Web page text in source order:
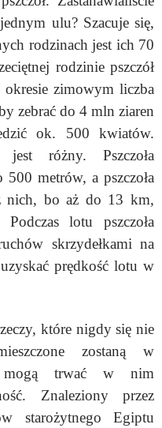
ulu? Szacuje się,
rodzinach jest ich 70
rodzinie pszczół
zimowym liczba
zebrać do 4 mln ziaren
ok. 500 kwiatów.
jest różny. Pszczoła
metrów, a pszczoła
nich, bo aż do 13 km,
Podczas lotu pszczoła
skrzydełkami na
prędkość lotu w
które nigdy się nie
zostaną w
mogą trwać w nim
Znaleziony przez
starożytnego Egiptu